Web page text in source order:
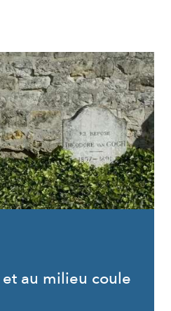
au milieu coule